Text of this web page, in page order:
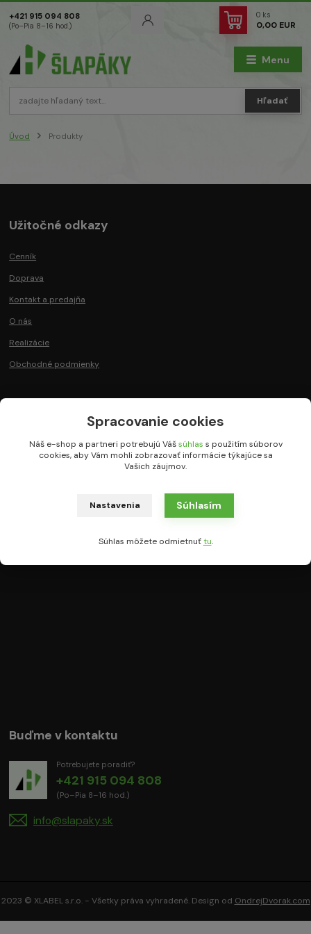
Menu
Hľadať
+421 915 094 808
(Po–Pia 8–16 hod.)
0 ks
0,00 EUR
Úvod Produkty
Užitočné odkazy
Cenník
Doprava
Kontakt a predajňa
O nás
Realizácie
Obchodné podmienky
Buďme v kontaktu
Potrebujete poradiť?
+421 915 094 808
(Po–Pia 8–16 hod.)
info@slapaky.sk
2023 © XLABEL s.r.o. - Všetky práva vyhradené. Design od OndrejDvorak.com
Spracovanie cookies
Náš e-shop a partneri potrebujú Vášsúhlas s použitím súborov
cookies, aby Vám mohli zobrazovať informácie týkajúce sa
Vašich záujmov.
Nastavenia Súhlasím
Súhlas môžete odmietnuťtu.